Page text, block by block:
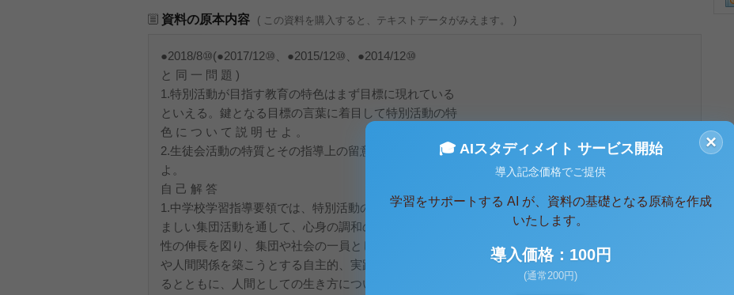
資料の原本内容 ( この資料を購入すると、テキストデータがみえます。 )
●2018/8⑩(●2017/12⑩、●2015/12⑩、●2014/12⑩
と 同 一 問 題 )
1.特別活動が目指す教育の特色はまず目標に現れている
といえる。鍵となる目標の言葉に着目して特別活動の特
色 に つ い て 説 明 せ よ 。
2.生徒会活動の特質とその指導上の留意点について述べ
よ。
自 己 解 答
1.中学校学習指導要領では、特別活動の全体目標を「望
ましい集団活動を通して、心身の調和のとれた発達と個
性の伸長を図り、集団や社会の一員としてよりよい生活
や人間関係を築こうとする自主的、実践的な態度を育て
るとともに、人間としての生き方についての自覚を深め、
×
🎓 AIスタディメイト サービス開始
導入記念価格でご提供
学習をサポートする AI が、資料の基礎となる原稿を作成
いたします。
導入価格：100円
(通常200円)